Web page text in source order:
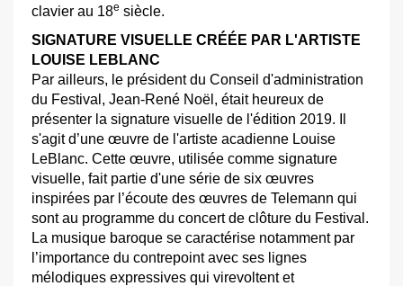
clavier au 18e siècle.
SIGNATURE VISUELLE CRÉÉE PAR L'ARTISTE
LOUISE LEBLANC
Par ailleurs, le président du Conseil d'administration
du Festival, Jean-René Noël, était heureux de
présenter la signature visuelle de l'édition 2019. Il
s'agit d’une œuvre de l'artiste acadienne Louise
LeBlanc. Cette œuvre, utilisée comme signature
visuelle, fait partie d'une série de six œuvres
inspirées par l’écoute des œuvres de Telemann qui
sont au programme du concert de clôture du Festival.
La musique baroque se caractérise notamment par
l’importance du contrepoint avec ses lignes
mélodiques expressives qui virevoltent et